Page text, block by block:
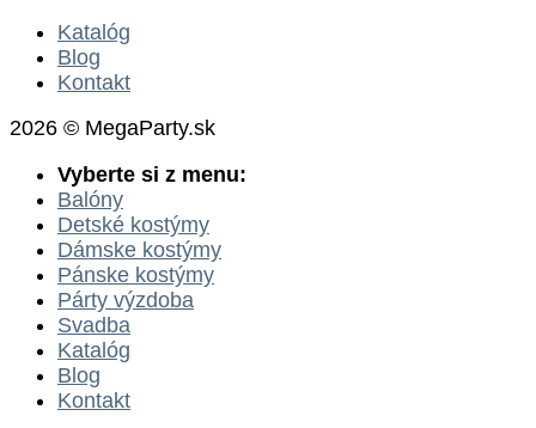
Katalóg
Blog
Kontakt
2026 © MegaParty.sk
Vyberte si z menu:
Balóny
Detské kostýmy
Dámske kostýmy
Pánske kostýmy
Párty výzdoba
Svadba
Katalóg
Blog
Kontakt